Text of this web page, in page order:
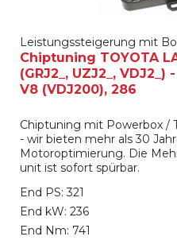
Leistungssteigerung mit
Chiptuning TOYOTA
(GRJ2_, UZJ2_,
V8 (VDJ200), 286
Chiptuning mit Powerbox /
- wir bieten mehr als 30
Motoroptimierung. Die
unit ist sofort spürbar.
End PS: 321
End kW: 236
End Nm: 741